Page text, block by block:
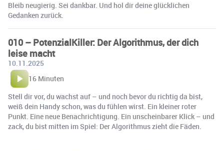
Bleib neugierig. Sei dankbar. Und hol dir deine glücklichen
Gedanken zurück.
010 – PotenzialKiller: Der Algorithmus, der dich
leise macht
10.11.2025
16 Minuten
Stell dir vor, du wachst auf – und noch bevor du richtig da bist,
weiß dein Handy schon, was du fühlen wirst. Ein kleiner roter
Punkt. Eine neue Benachrichtigung. Ein unscheinbarer Klick – und
zack, du bist mitten im Spiel: Der Algorithmus zieht die Fäden.